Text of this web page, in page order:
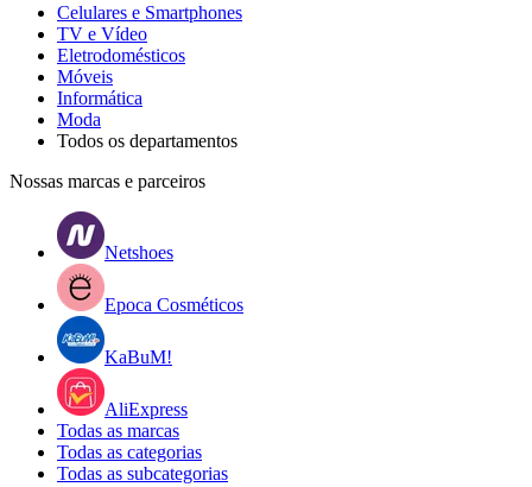
Celulares e Smartphones
TV e Vídeo
Eletrodomésticos
Móveis
Informática
Moda
Todos os departamentos
Nossas marcas e parceiros
Netshoes
Epoca Cosméticos
KaBuM!
AliExpress
Todas as marcas
Todas as categorias
Todas as subcategorias